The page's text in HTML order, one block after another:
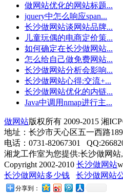
做网站优化的网站标题...
jquery中怎么响应span...
长沙做网站谈网站品牌...
儿童玩偶的电商定价策...
如何确定在长沙做网站...
怎么给自己做免费网站...
长沙做网站分析会影响...
长沙做网站心得:交流+...
长沙做网站优化的内链...
Java中调用nmap进行主...
做网站版权所有 2009-2015 湘
地址：长沙市天心区五一西路
电话：0731-82067301
湘龙工作室为您提供:长沙做网
Copyright 2002-2010 长沙做网站
长沙做网站多少钱
长沙做网站
分享到：